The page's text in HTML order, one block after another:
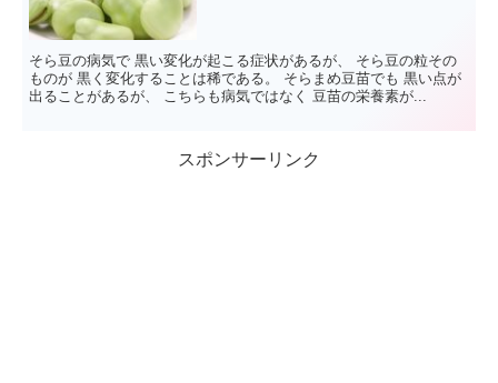
そら豆の病気で 黒い変化が起こる症状があるが、 そら豆の粒その
ものが 黒く変化することは稀である。 そらまめ豆苗でも 黒い点が
出ることがあるが、 こちらも病気ではなく 豆苗の栄養素が...
スポンサーリンク